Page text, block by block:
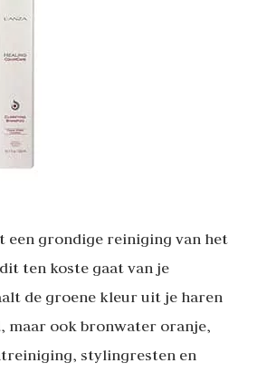
een grondige reiniging van het
ten koste gaat van je
de groene kleur uit je haren
maar ook bronwater oranje,
stylingresten en